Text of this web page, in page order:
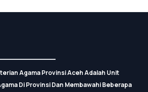
Agama Provinsi Aceh Adalah Unit
Di Provinsi Dan Membawahi Beberapa